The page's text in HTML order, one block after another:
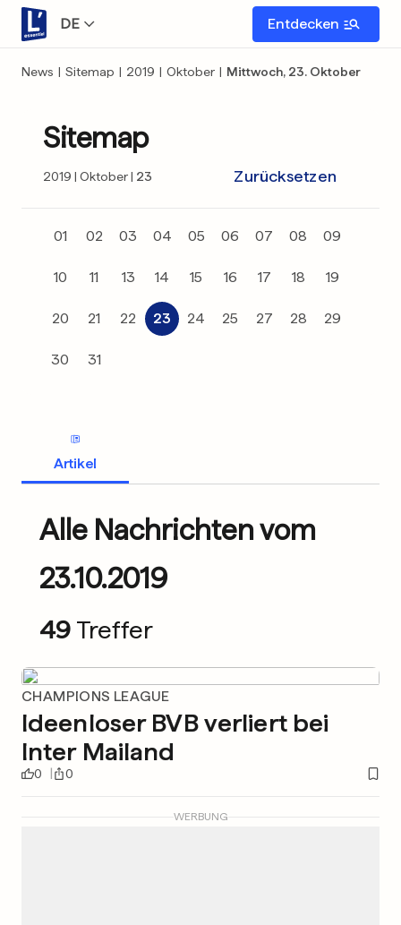
DE Entdecken
News | Sitemap | 2019 | Oktober | Mittwoch, 23. Oktober
Sitemap
2019 Oktober 23 Zurücksetzen
01 02 03 04 05 06 07 08 09
10 11 13 14 15 16 17 18 19
20 21 22 23 24 25 27 28 29
30 31
Artikel
Alle Nachrichten vom
23.10.2019
49 Treffer
CHAMPIONS LEAGUE
Ideenloser BVB verliert bei
Inter Mailand
0 0
WERBUNG